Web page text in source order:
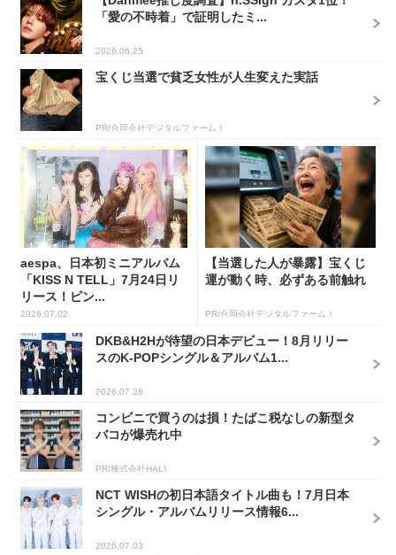
「愛の不時着」で証明したミ...
2026.06.25
宝くじ当選で貧乏女性が人生変えた実話
PR(合同会社デジタルファーム )
aespa、日本初ミニアルバム
「KISS N TELL」7月24日リ
リース！ピン...
2026.07.02
【当選した人が暴露】宝くじ
運が動く時、必ずある前触れ
PR(合同会社デジタルファーム )
DKB&H2Hが待望の日本デビュー！8月リリー
スのK-POPシングル＆アルバム1...
2026.07.28
コンビニで買うのは損！たばこ税なしの新型タ
バコが爆売れ中
PR(株式会社HAL)
NCT WISHの初日本語タイトル曲も！7月日本
シングル・アルバムリリース情報6...
2026.07.03